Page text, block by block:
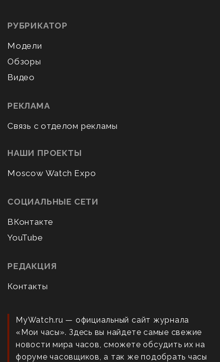
РУБРИКАТОР
Модели
Обзоры
Видео
РЕКЛАМА
Связь с отделом рекламы
НАШИ ПРОЕКТЫ
Moscow Watch Expo
СОЦИАЛЬНЫЕ СЕТИ
ВКонтакте
YouTube
РЕДАКЦИЯ
Контакты
MyWatch.ru — официальный сайт журнала
«Мои часы». Здесь вы найдете самые свежие
новости мира часов, сможете обсудить их на
форуме часовщиков, а так же подобрать часы